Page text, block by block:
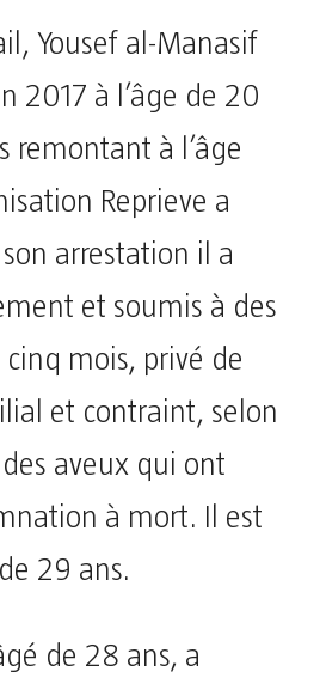
Yousef al-Manasif
2017 à l’âge de 20
remontant à l’âge
Reprieve a
arrestation il a
et soumis à des
mois, privé de
et contraint, selon
des aveux qui ont
à mort. Il est
29 ans.
de 28 ans, a